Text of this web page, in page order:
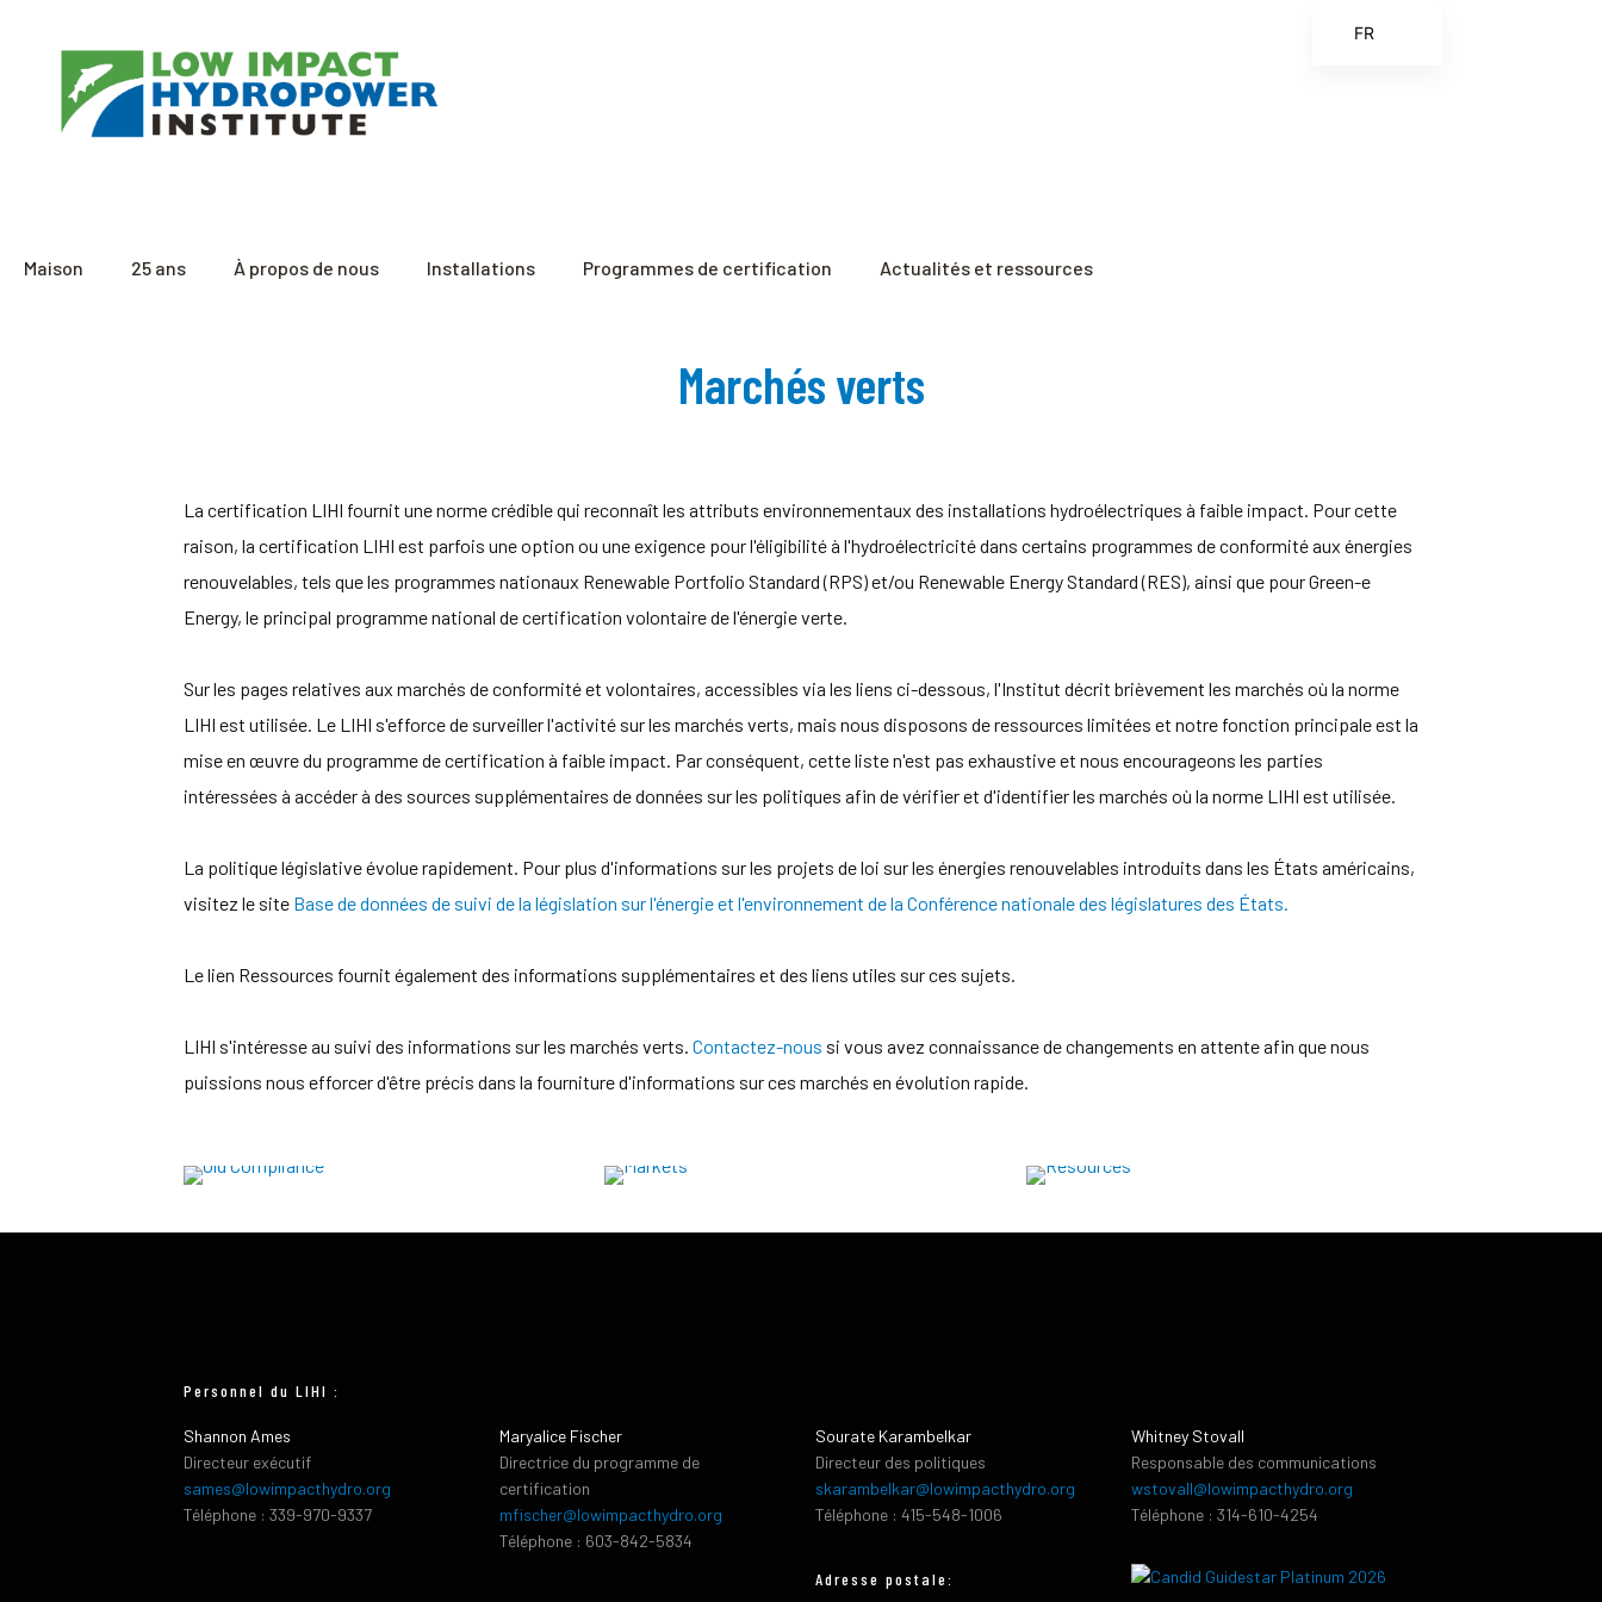
Maison 25 ans À propos de nous Installations Programmes de certification Actualités et ressources
Marchés verts
La certification LIHI fournit une norme crédible qui reconnaît les attributs environnementaux des installations hydroélectriques à faible impact. Pour cette
raison, la certification LIHI est parfois une option ou une exigence pour l'éligibilité à l'hydroélectricité dans certains programmes de conformité aux énergies
renouvelables, tels que les programmes nationaux Renewable Portfolio Standard (RPS) et/ou Renewable Energy Standard (RES), ainsi que pour Green-e
Energy, le principal programme national de certification volontaire de l'énergie verte.
Sur les pages relatives aux marchés de conformité et volontaires, accessibles via les liens ci-dessous, l'Institut décrit brièvement les marchés où la norme
LIHI est utilisée. Le LIHI s'efforce de surveiller l'activité sur les marchés verts, mais nous disposons de ressources limitées et notre fonction principale est la
mise en œuvre du programme de certification à faible impact. Par conséquent, cette liste n'est pas exhaustive et nous encourageons les parties
intéressées à accéder à des sources supplémentaires de données sur les politiques afin de vérifier et d'identifier les marchés où la norme LIHI est utilisée.
La politique législative évolue rapidement. Pour plus d'informations sur les projets de loi sur les énergies renouvelables introduits dans les États américains,
visitez le site Base de données de suivi de la législation sur l'énergie et l'environnement de la Conférence nationale des législatures des États.
Le lien Ressources fournit également des informations supplémentaires et des liens utiles sur ces sujets.
LIHI s'intéresse au suivi des informations sur les marchés verts. Contactez-nous si vous avez connaissance de changements en attente afin que nous
puissions nous efforcer d'être précis dans la fourniture d'informations sur ces marchés en évolution rapide.
Personnel du LIHI :
Shannon Ames
Directeur exécutif
sames@lowimpacthydro.org
Téléphone : 339-970-9337
Maryalice Fischer
Directrice du programme de
certification
mfischer@lowimpacthydro.org
Téléphone : 603-842-5834
Sourate Karambelkar
Directeur des politiques
skarambelkar@lowimpacthydro.org
Téléphone : 415-548-1006
Adresse postale:
Whitney Stovall
Responsable des communications
wstovall@lowimpacthydro.org
Téléphone : 314-610-4254
FR